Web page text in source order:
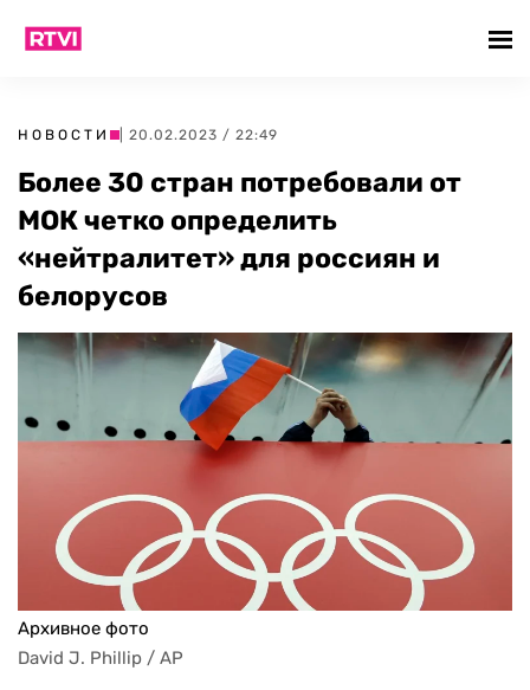
НОВОСТИ | 20.02.2023 / 22:49
Более 30 стран потребовали от
МОК четко определить
«нейтралитет» для россиян и
белорусов
Архивное фото
David J. Phillip / AP